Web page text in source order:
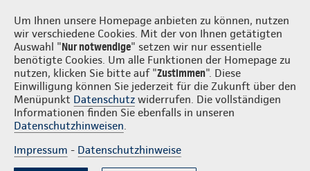
Um Ihnen unsere Homepage anbieten zu können, nutzen
wir verschiedene Cookies. Mit der von Ihnen getätigten
Auswahl "Nur notwendige" setzen wir nur essentielle
benötigte Cookies. Um alle Funktionen der Homepage zu
nutzen, klicken Sie bitte auf "Zustimmen". Diese
Einwilligung können Sie jederzeit für die Zukunft über den
Menüpunkt Datenschutz widerrufen. Die vollständigen
Informationen finden Sie ebenfalls in unseren
Datenschutzhinweisen.
Impressum - Datenschutzhinweise
VKK Versicherungskontor Kobel Login
Gute Gründe Tarife & Leistungen Wissenswertes Beratung &